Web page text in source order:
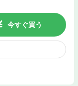
今すぐ買う